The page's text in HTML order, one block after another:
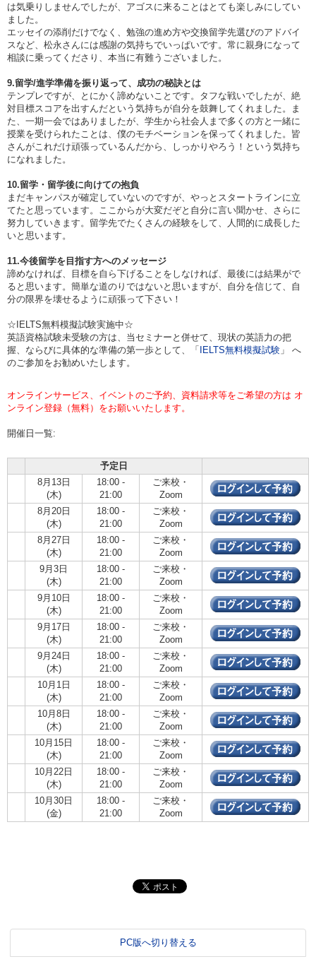
は気乗りしませんでしたが、アゴスに来ることはとても楽しみにしてい
ました。
エッセイの添削だけでなく、勉強の進め方や交換留学先選びのアドバイ
スなど、松永さんには感謝の気持ちでいっぱいです。常に親身になって
相談に乗ってくださり、本当に有難うございました。
9.留学/進学準備を振り返って、成功の秘訣とは
テンプレですが、とにかく諦めないことです。タフな戦いでしたが、絶
対目標スコアを出すんだという気持ちが自分を鼓舞してくれました。ま
た、一期一会ではありましたが、学生から社会人まで多くの方と一緒に
授業を受けられたことは、僕のモチベーションを保ってくれました。皆
さんがこれだけ頑張っているんだから、しっかりやろう！という気持ち
になれました。
10.留学・留学後に向けての抱負
まだキャンパスが確定していないのですが、やっとスタートラインに立
てたと思っています。ここからが大変だぞと自分に言い聞かせ、さらに
努力していきます。留学先でたくさんの経験をして、人間的に成長した
いと思います。
11.今後留学を目指す方へのメッセージ
諦めなければ、目標を自ら下げることをしなければ、最後には結果がで
ると思います。簡単な道のりではないと思いますが、自分を信じて、自
分の限界を壊せるように頑張って下さい！
☆IELTS無料模擬試験実施中☆
英語資格試験未受験の方は、当セミナーと併せて、現状の英語力の把
握、ならびに具体的な準備の第一歩として、「
IELTS無料模擬試験 」 へ
のご参加をお勧めいたします。
オンラインサービス、イベントのご予約、資料請求等をご希望の方は オ
ンライン登録（無料）をお願いいたします。
開催日一覧:
予定日
8月13日
(木)
18:00 -
21:00
ご来校・
Zoom
8月20日
(木)
18:00 -
21:00
ご来校・
Zoom
8月27日
(木)
18:00 -
21:00
ご来校・
Zoom
9月3日
(木)
18:00 -
21:00
ご来校・
Zoom
9月10日
(木)
18:00 -
21:00
ご来校・
Zoom
9月17日
(木)
18:00 -
21:00
ご来校・
Zoom
9月24日
(木)
18:00 -
21:00
ご来校・
Zoom
10月1日
(木)
18:00 -
21:00
ご来校・
Zoom
10月8日
(木)
18:00 -
21:00
ご来校・
Zoom
10月15日
(木)
18:00 -
21:00
ご来校・
Zoom
10月22日
(木)
18:00 -
21:00
ご来校・
Zoom
10月30日
(金)
18:00 -
21:00
ご来校・
Zoom
PC版へ切り替える